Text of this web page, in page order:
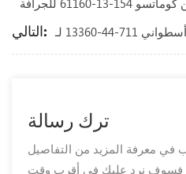
التالي:
ترك رسالة
في معرفة المزيد من التفاصيل
فسوف نرد عليك في أقرب وقت